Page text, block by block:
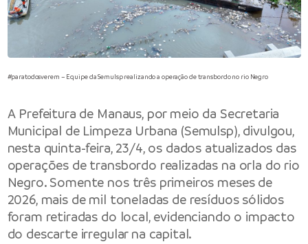
#paratodosverem – Equipe da Semulsp realizando a operação de transbordo no rio Negro
A Prefeitura de Manaus, por meio da Secretaria
Municipal de Limpeza Urbana (Semulsp), divulgou,
nesta quinta-feira, 23/4, os dados atualizados das
operações de transbordo realizadas na orla do rio
Negro. Somente nos três primeiros meses de
2026, mais de mil toneladas de resíduos sólidos
foram retiradas do local, evidenciando o impacto
do descarte irregular na capital.